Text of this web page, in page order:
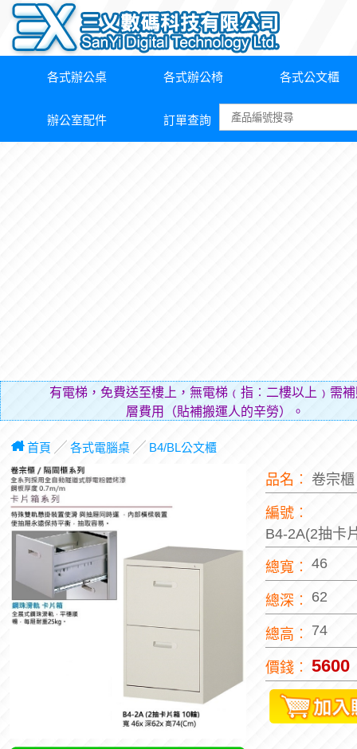
各式辦公桌 各式辦公椅 各式公文櫃
辦公室配件 訂單查詢
有電梯，免費送至樓上，無電梯﹙指︰二樓以上﹚需
層費用（貼補搬運人的辛勞）。
首頁 ╱ 各式電腦桌╱ B4/BL公文櫃
品名︰ 卷宗
編號︰
B4-2A(2抽卡
總寬︰ 46
總深︰ 62
總高︰ 74
價錢︰ 5600